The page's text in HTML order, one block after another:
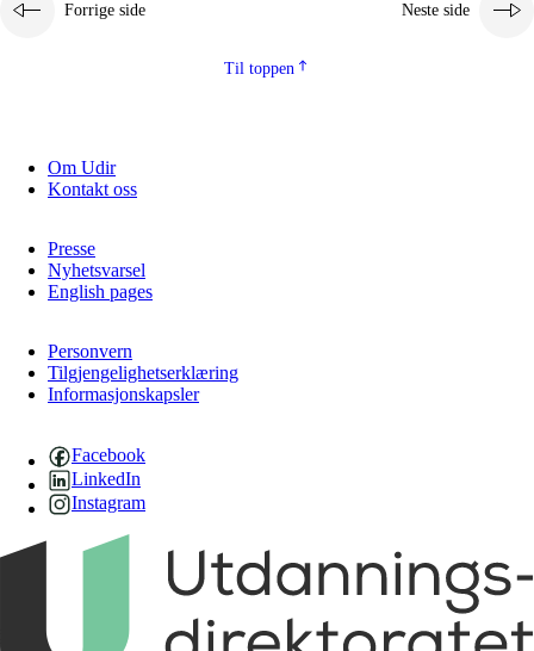
Forrige side Neste side
Til toppen
Om Udir
Kontakt oss
Presse
Nyhetsvarsel
English pages
Personvern
Tilgjengelighetserklæring
Informasjonskapsler
Facebook
LinkedIn
Instagram